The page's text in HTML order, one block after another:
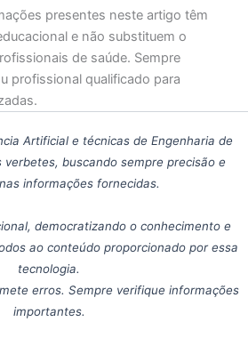
presentes neste artigo têm
e não substituem o
de saúde. Sempre
profissional qualificado para
Artificial e técnicas de Engenharia de
verbetes, buscando sempre precisão e
informações fornecidas.
democratizando o conhecimento e
ao conteúdo proporcionado por essa
tecnologia.
erros. Sempre verifique informações
importantes.